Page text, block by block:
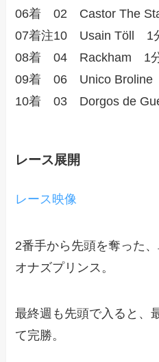
06着 02 Castor The
07着注10 Usain Töll 1
08着 04 Rackham 1
09着 06 Unico
10着 03 Dorgos de
レース展開
レース映像
2番手から先頭を奪った
オナズプリンス。
最終週も先頭で入ると、
て完勝。